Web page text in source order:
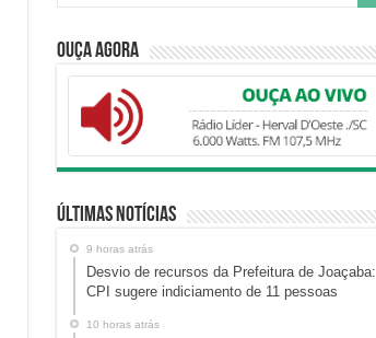
Ouça Agora
Últimas Notícias
9 horas atrás
Desvio de recursos da Prefeitura de Joaçaba:
CPI sugere indiciamento de 11 pessoas
10 horas atrás